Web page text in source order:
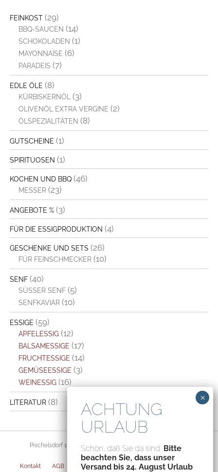
FEINKOST (29)
BBQ-SAUCEN (14)
SCHOKOLADEN (1)
MAYONNAISE (6)
PARADEIS (7)
EDLE ÖLE (8)
KÜRBISKERNÖL (3)
OLIVENÖL EXTRA VERGINE (2)
ÖLSPEZIALITÄTEN (8)
GUTSCHEINE (1)
SPIRITUOSEN (1)
KOCHEN UND BBQ (46)
MESSER (23)
ANGEBOTE % (3)
FÜR DIE ESSIGPRODUKTION (4)
GESCHENKE UND SETS (26)
FÜR FEINSCHMECKER (10)
SENF (40)
SÜSSER SENF (5)
SENFKAVIAR (10)
ESSIGE (59)
APFELESSIG (12)
BALSAMESSIGE (17)
FRUCHTESSIGE (14)
GEMÜSEESSIGE (3)
WEINESSIG (16)
LITERATUR (8)
Pischelsdorf 156, 8212 Pischelsdorf, Austria – ATU70094435
Kontakt AGB Datenschutz Impressum Versandarten
Schön, daß Sie da sind. Bitte
beachten Sie, dass unser
Versand bis 24. August Urlaub